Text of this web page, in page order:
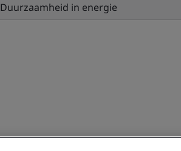
Duurzaamheid in energie